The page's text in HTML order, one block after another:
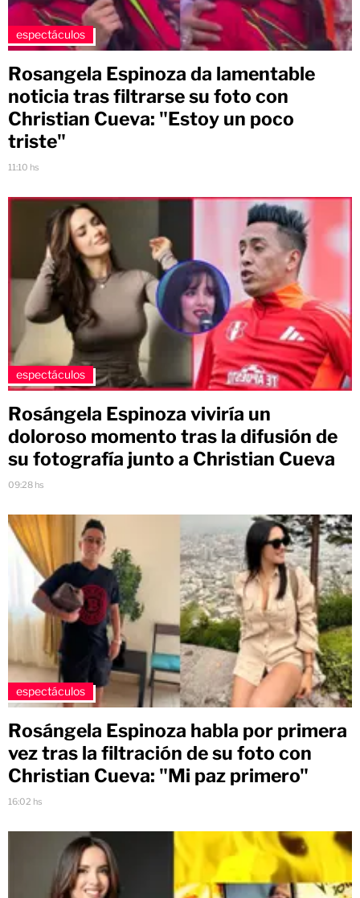
espectáculos
Rosangela Espinoza da lamentable
noticia tras filtrarse su foto con
Christian Cueva: "Estoy un poco
triste"
11:10 hs
espectáculos
Rosángela Espinoza viviría un
doloroso momento tras la difusión de
su fotografía junto a Christian Cueva
09:28 hs
espectáculos
Rosángela Espinoza habla por primera
vez tras la filtración de su foto con
Christian Cueva: "Mi paz primero"
16:02 hs